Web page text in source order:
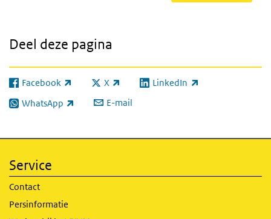
Deel deze pagina
Facebook
(externe link) X
(externe link) LinkedIn
(externe link)
WhatsApp
(externe link) E-mail
Service
Contact
Persinformatie